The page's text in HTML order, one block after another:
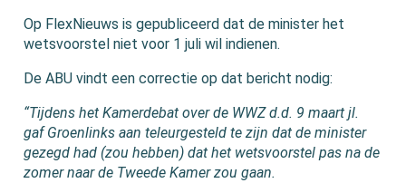
Op FlexNieuws is gepubliceerd dat de minister het
wetsvoorstel niet voor 1 juli wil indienen.
De ABU vindt een correctie op dat bericht nodig:
“Tijdens het Kamerdebat over de WWZ d.d. 9 maart jl.
gaf Groenlinks aan teleurgesteld te zijn dat de minister
gezegd had (zou hebben) dat het wetsvoorstel pas na de
zomer naar de Tweede Kamer zou gaan.